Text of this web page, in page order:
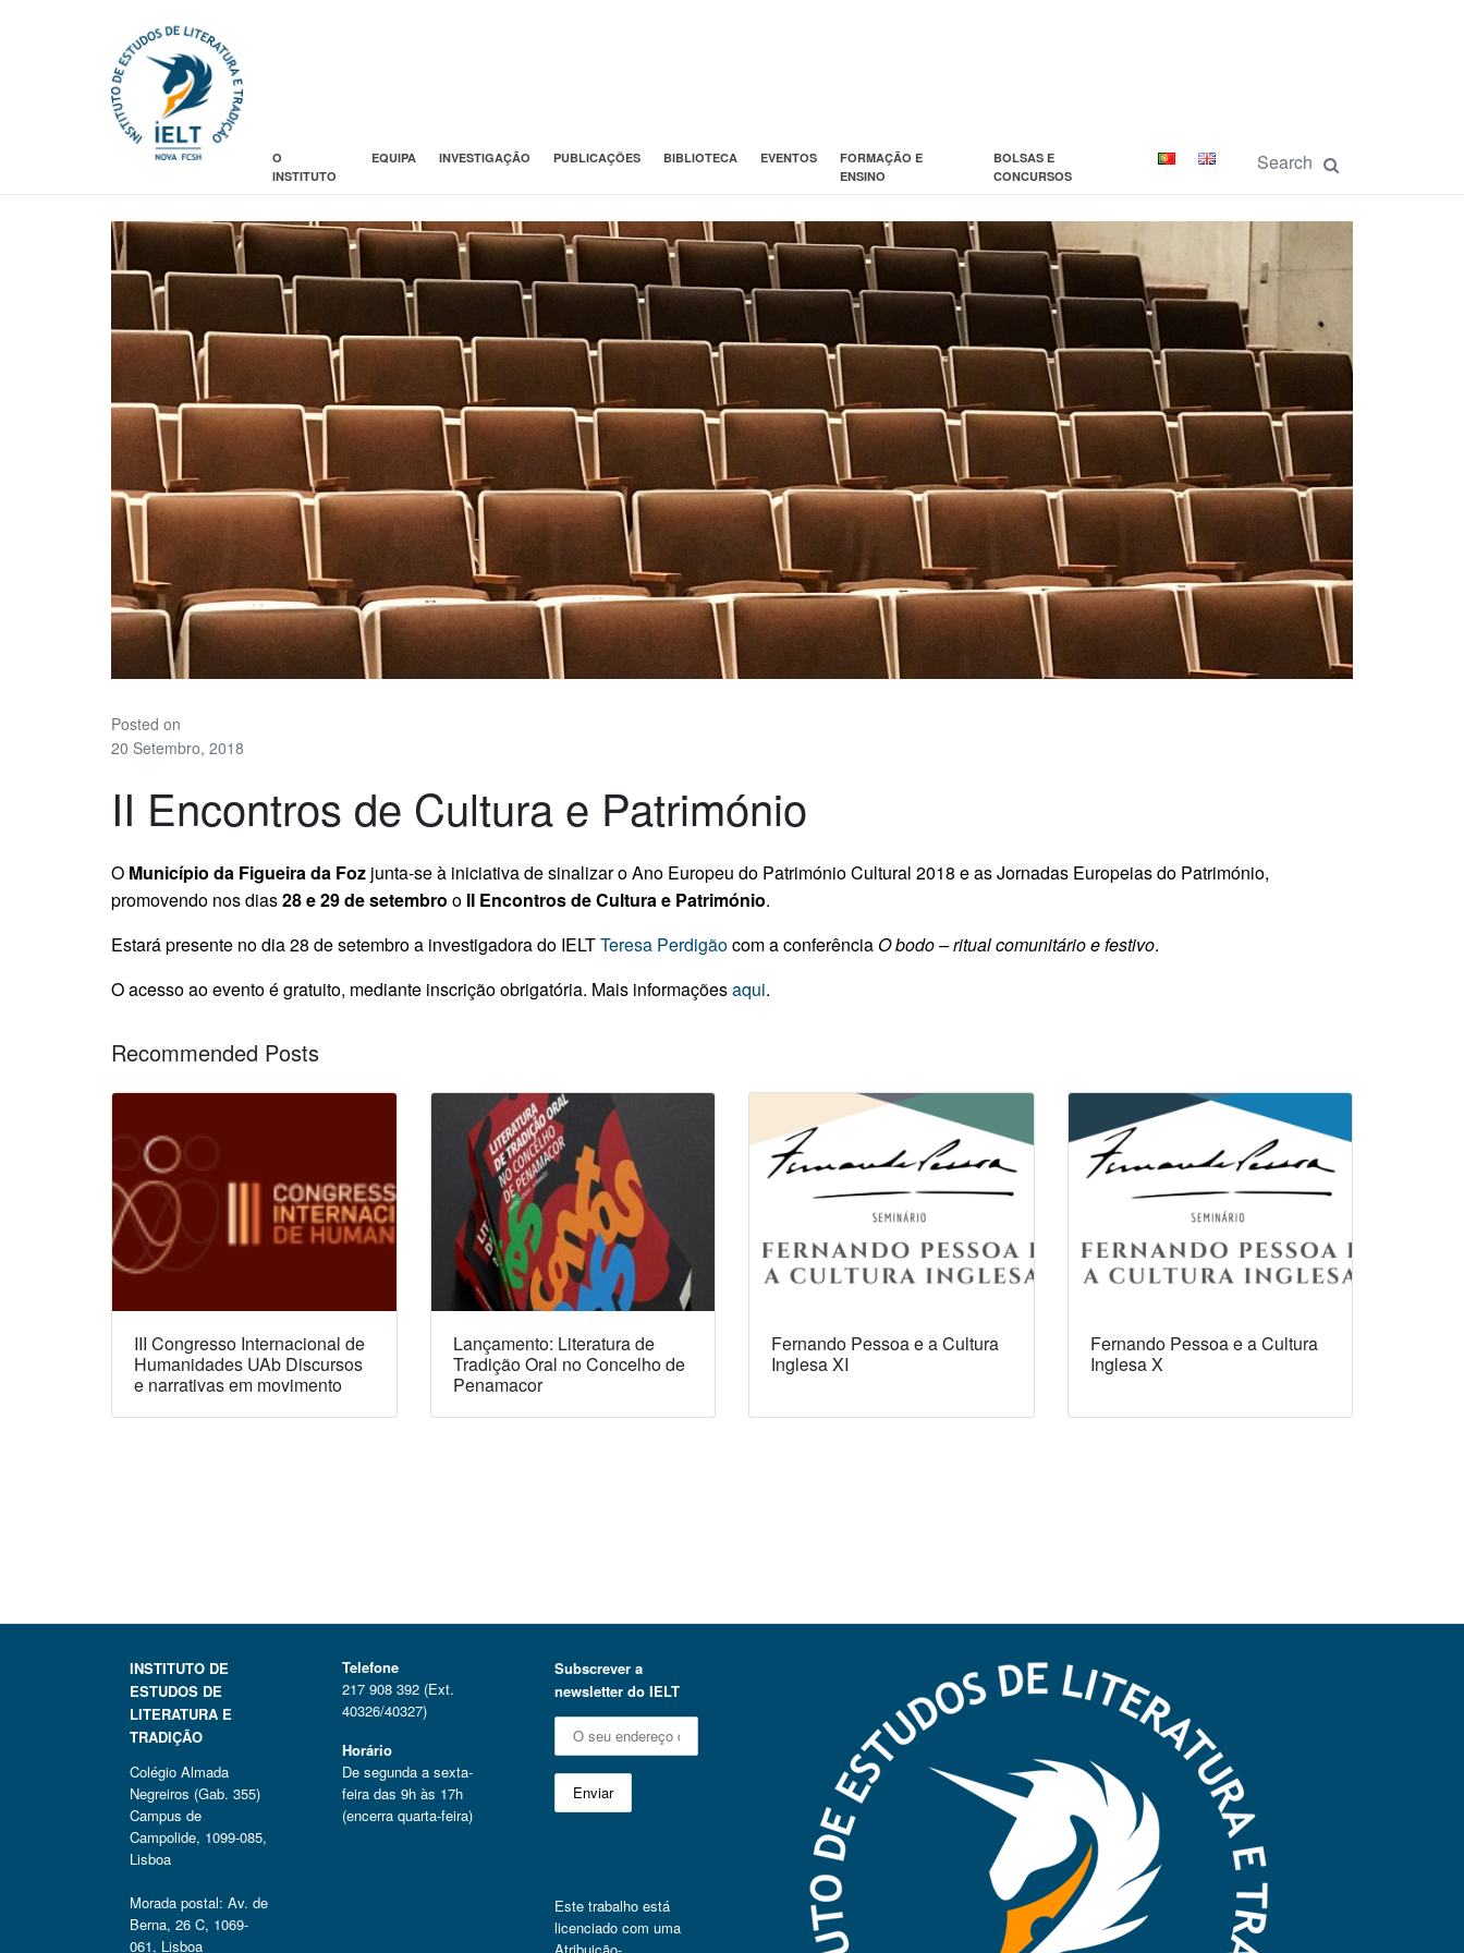
O
INSTITUTO
EQUIPA INVESTIGAÇÃO PUBLICAÇÕES BIBLIOTECA EVENTOS
FORMAÇÃO E
ENSINO
BOLSAS E
CONCURSOS
Posted on
20 Setembro, 2018
II Encontros de Cultura e Património
O Município da Figueira da Foz junta-se à iniciativa de sinalizar o Ano Europeu do Património Cultural 2018 e as Jornadas Europeias do Património,
promovendo nos dias28 e 29 de setembro o II Encontros de Cultura e Património.
Estará presente no dia 28 de setembro a investigadora do IELTTeresa Perdigãocom a conferênciaO bodo – ritual comunitário e festivo.
O acesso ao evento é gratuito, mediante inscrição obrigatória. Mais informaçõesaqui.
Recommended Posts
III Congresso Internacional de
Humanidades UAb Discursos
e narrativas em movimento
Lançamento: Literatura de
Tradição Oral no Concelho de
Penamacor
Fernando Pessoa e a Cultura
Inglesa XI
Fernando Pessoa e a Cultura
Inglesa X
INSTITUTO DE
ESTUDOS DE
LITERATURA E
TRADIÇÃO
Colégio Almada
Negreiros (Gab. 355)
Campus de
Campolide, 1099-085,
Lisboa
Morada postal: Av. de
Berna, 26 C, 1069-
061, Lisboa
Telefone
217 908 392 (Ext.
40326/40327)
Horário
De segunda a sexta-
feira das 9h às 17h
(encerra quarta-feira)
Subscrever a
newsletter do IELT
Este trabalho está
licenciado com uma